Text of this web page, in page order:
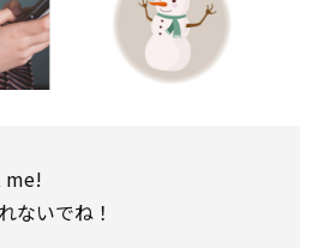
ないでね！